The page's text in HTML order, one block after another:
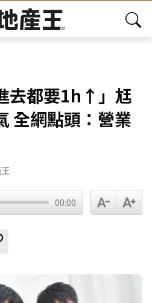
去都要1h↑」尪
全網點頭：營業
00:00